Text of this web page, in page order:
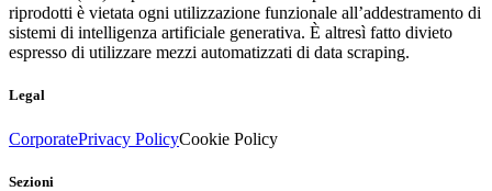
riprodotti è vietata ogni utilizzazione funzionale all’addestramento di
sistemi di intelligenza artificiale generativa. È altresì fatto divieto
espresso di utilizzare mezzi automatizzati di data scraping.
Legal
CorporatePrivacy PolicyCookie Policy
Sezioni